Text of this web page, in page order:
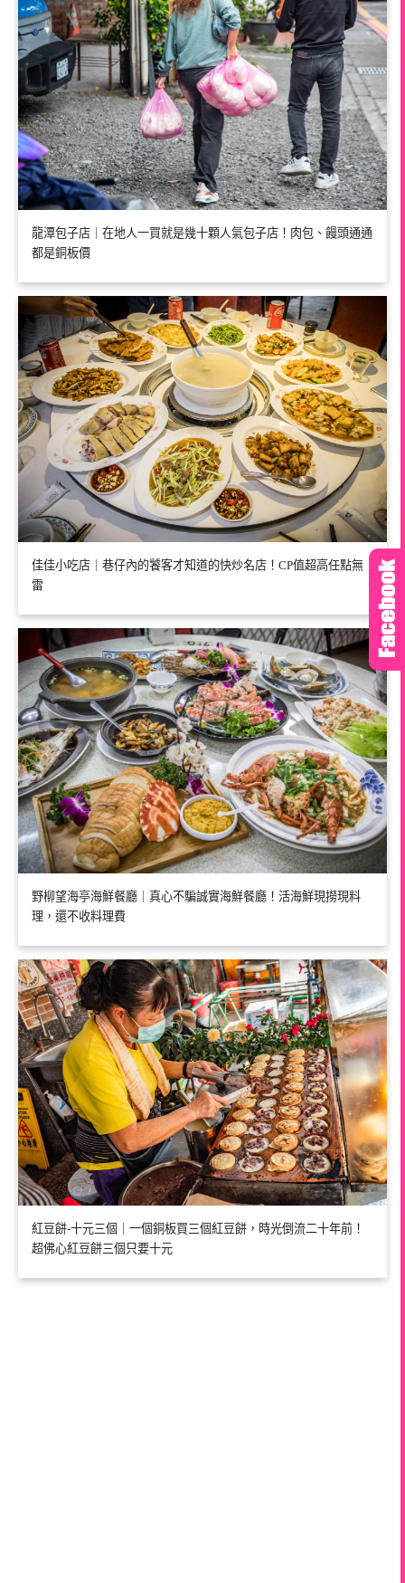
龍潭包子店｜在地人一買就是幾十顆人氣包子店！肉包、饅頭通通
都是銅板價
佳佳小吃店｜巷仔內的饕客才知道的快炒名店！CP值超高任點無
雷
野柳望海亭海鮮餐廳｜真心不騙誠實海鮮餐廳！活海鮮現撈現料
理，還不收料理費
紅豆餅-十元三個｜一個銅板買三個紅豆餅，時光倒流二十年前！
超佛心紅豆餅三個只要十元